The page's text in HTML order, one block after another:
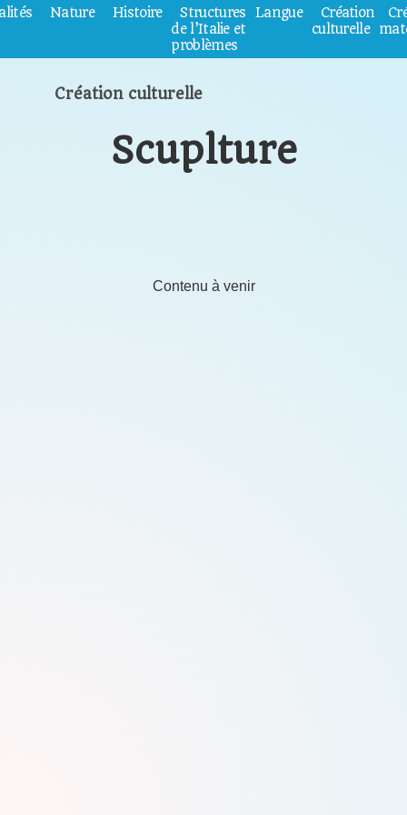
Nature Histoire
Structures
de l’Italie et
problèmes
Langue
Création
culturelle
Création culturelle
Scuplture
Contenu à venir